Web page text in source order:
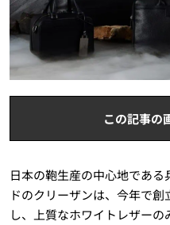
この記事の
日本の鞄生産の中心地であ
ドのクリーザンは、今年で
し、上質なホワイトレザー